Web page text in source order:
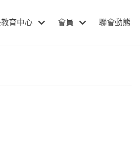
育中心 會員 聯會動態